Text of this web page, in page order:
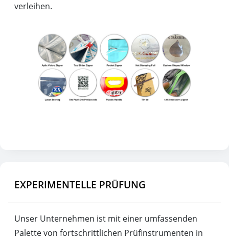
verleihen.
EXPERIMENTELLE PRÜFUNG
Unser Unternehmen ist mit einer umfassenden
Palette von fortschrittlichen Prüfinstrumenten in